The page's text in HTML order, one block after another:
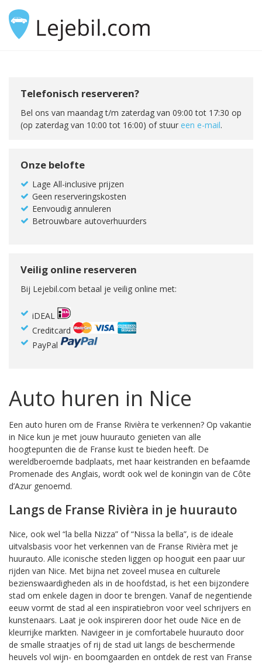
Telefonisch reserveren?
Bel ons van maandag t/m zaterdag van 09:00 tot 17:30 op
(op zaterdag van 10:00 tot 16:00) of stuur een e-mail.
Onze belofte
Lage All-inclusive prijzen
Geen reserveringskosten
Eenvoudig annuleren
Betrouwbare autoverhuurders
Veilig online reserveren
Bij Lejebil.com betaal je veilig online met:
iDEAL
Creditcard
PayPal
Auto huren in Nice
Een auto huren om de Franse Rivièra te verkennen? Op vakantie
in Nice kun je met jouw huurauto genieten van alle
hoogtepunten die de Franse kust te bieden heeft. De
wereldberoemde badplaats, met haar keistranden en befaamde
Promenade des Anglais, wordt ook wel de koningin van de Côte
d’Azur genoemd.
Langs de Franse Rivièra in je huurauto
Nice, ook wel “la bella Nizza” of “Nissa la bella”, is de ideale
uitvalsbasis voor het verkennen van de Franse Rivièra met je
huurauto. Alle iconische steden liggen op hooguit een paar uur
rijden van Nice. Met bijna net zoveel musea en culturele
bezienswaardigheden als in de hoofdstad, is het een bijzondere
stad om enkele dagen in door te brengen. Vanaf de negentiende
eeuw vormt de stad al een inspiratiebron voor veel schrijvers en
kunstenaars. Laat je ook inspireren door het oude Nice en de
kleurrijke markten. Navigeer in je comfortabele huurauto door
de smalle straatjes of rij de stad uit langs de beschermende
heuvels vol wijn- en boomgaarden en ontdek de rest van Franse